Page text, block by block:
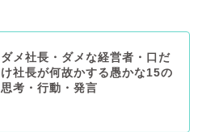
ダメ社長・ダメな経営者・口だ
け社長が何故かする愚かな15の
思考・行動・発言